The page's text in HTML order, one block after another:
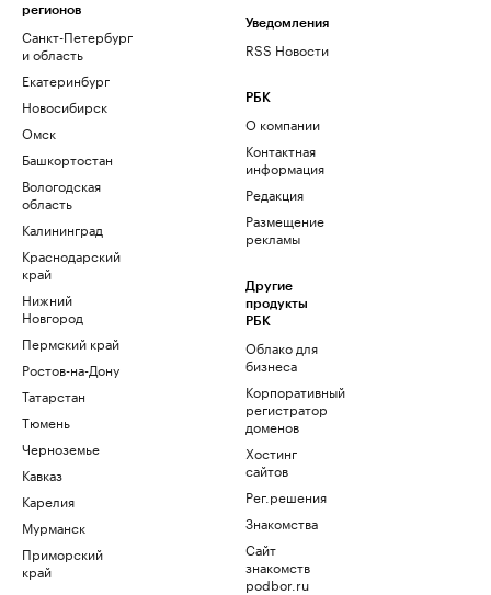
регионов
Санкт-Петербург
и область
Екатеринбург
Новосибирск
Омск
Башкортостан
Вологодская
область
Калининград
Краснодарский
край
Нижний
Новгород
Пермский край
Ростов-на-Дону
Татарстан
Тюмень
Черноземье
Кавказ
Карелия
Мурманск
Приморский
край
Уведомления
RSS Новости
РБК
О компании
Контактная
информация
Редакция
Размещение
рекламы
Другие
продукты
РБК
Облако для
бизнеса
Корпоративный
регистратор
доменов
Хостинг
сайтов
Рег.решения
Знакомства
Сайт
знакомств
podbor.ru